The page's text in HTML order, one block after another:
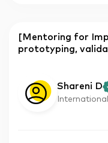
[Mentoring for
prototyping,
Shareni D